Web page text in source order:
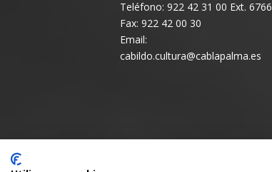
Teléfono: 922 42 31 00 Ext. 6766
Fax: 922 42 00 30
Email:
cabildo.cultura@cablapalma.es